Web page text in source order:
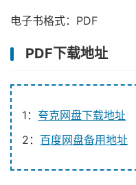
电子书格式：PDF
PDF下载地址
1： 夸克网盘下载地址
2： 百度网盘备用地址